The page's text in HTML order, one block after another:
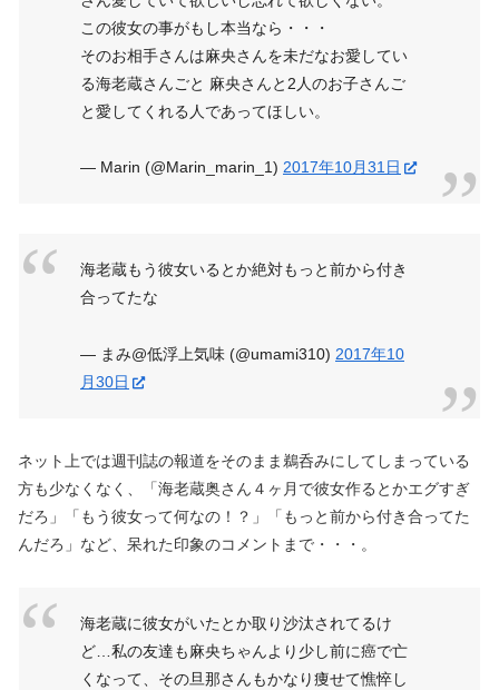
この彼女の事がもし本当なら・・・
そのお相手さんは麻央さんを未だなお愛してい
る海老蔵さんごと 麻央さんと2人のお子さんご
と愛してくれる人であってほしい。
— Marin (@Marin_marin_1) 2017年10月31日
海老蔵もう彼女いるとか絶対もっと前から付き
合ってたな
— まみ@低浮上気味 (@umami310) 2017年10
月30日
ネット上では週刊誌の報道をそのまま鵜呑みにしてしまっている
方も少なくなく、「海老蔵奥さん４ヶ月で彼女作るとかエグすぎ
だろ」「もう彼女って何なの！？」「もっと前から付き合ってた
んだろ」など、呆れた印象のコメントまで・・・。
海老蔵に彼女がいたとか取り沙汰されてるけ
ど…私の友達も麻央ちゃんより少し前に癌で亡
くなって、その旦那さんもかなり痩せて憔悴し